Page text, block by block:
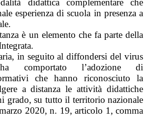
esperienza di scuola in presenza a
è un elemento che fa parte della
in seguito al diffondersi del virus
comportato l’adozione di
che hanno riconosciuto la
a distanza le attività didattiche
grado, su tutto il territorio nazionale
2020, n. 19, articolo 1, comma